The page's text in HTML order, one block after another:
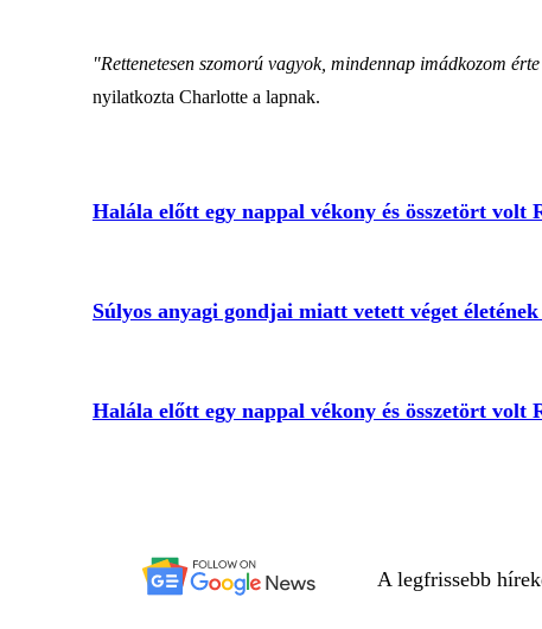
"Rettenetesen szomorú vagyok, mindennap imádkozom
nyilatkozta Charlotte a lapnak.
Halála előtt egy nappal vékony és összetört volt
Súlyos anyagi gondjai miatt vetett véget
Halála előtt egy nappal vékony és összetört volt
A legfrissebb